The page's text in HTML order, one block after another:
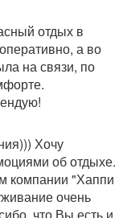
отдых в
а во
на связи, по
Хочу
об отдыхе.
компании "Хаппи
очень